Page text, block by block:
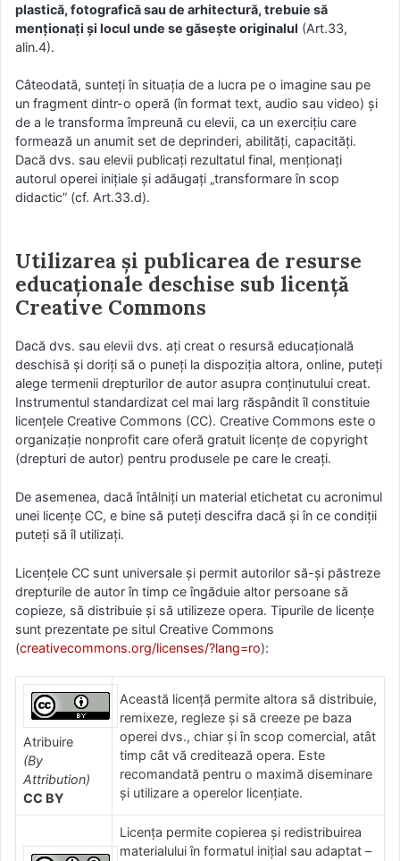
plastică, fotografică sau de arhitectură, trebuie să
menționați și locul unde se găsește originalul (Art.33,
alin.4).
Câteodată, sunteți în situația de a lucra pe o imagine sau pe
un fragment dintr-o operă (în format text, audio sau video) și
de a le transforma împreună cu elevii, ca un exercițiu care
formează un anumit set de deprinderi, abilități, capacități.
Dacă dvs. sau elevii publicați rezultatul final, menționați
autorul operei inițiale și adăugați „transformare în scop
didactic” (cf. Art.33.d).
Utilizarea și publicarea de resurse
educaționale deschise sub licență
Creative Commons
Dacă dvs. sau elevii dvs. ați creat o resursă educațională
deschisă și doriți să o puneți la dispoziția altora, online, puteți
alege termenii drepturilor de autor asupra conținutului creat.
Instrumentul standardizat cel mai larg răspândit îl constituie
licențele Creative Commons (CC). Creative Commons este o
organizație nonprofit care oferă gratuit licențe de copyright
(drepturi de autor) pentru produsele pe care le creați.
De asemenea, dacă întâlniți un material etichetat cu acronimul
unei licențe CC, e bine să puteți descifra dacă și în ce condiții
puteți să îl utilizați.
Licențele CC sunt universale și permit autorilor să-și păstreze
drepturile de autor în timp ce îngăduie altor persoane să
copieze, să distribuie și să utilizeze opera. Tipurile de licențe
sunt prezentate pe situl Creative Commons
(creativecommons.org/licenses/?lang=ro):
Atribuire
(By
Attribution)
CC BY
Această licență permite altora să distribuie,
remixeze, regleze și să creeze pe baza
operei dvs., chiar și în scop comercial, atât
timp cât vă creditează opera. Este
recomandată pentru o maximă diseminare
și utilizare a operelor licențiate.
Licența permite copierea și redistribuirea
materialului în formatul inițial sau adaptat –